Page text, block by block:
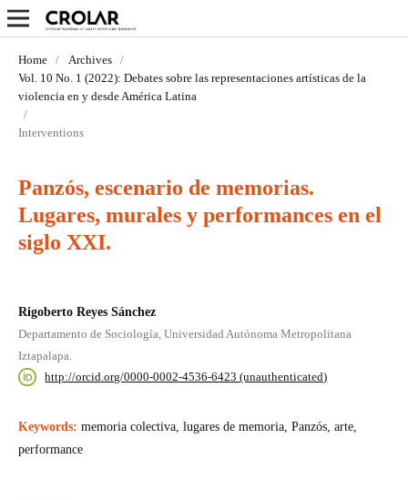
Home / Archives
/
Vol. 10 No. 1 (2022): Debates sobre las representaciones artísticas de la
violencia en y desde América Latina
/
Interventions
Panzós, escenario de memorias.
Lugares, murales y performances en el
siglo XXI.
Rigoberto Reyes Sánchez
Departamento de Sociología, Universidad Autónoma Metropolitana
Iztapalapa.
http://orcid.org/0000-0002-4536-6423 (unauthenticated)
Keywords: memoria colectiva, lugares de memoria, Panzós, arte,
performance